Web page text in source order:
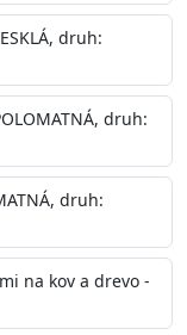
zbavené prachu,
Otvory
Acrylic light
povrchy natreté
nátery
Primer 100% a
druh:
druh:
druh:
na kov a drevo -